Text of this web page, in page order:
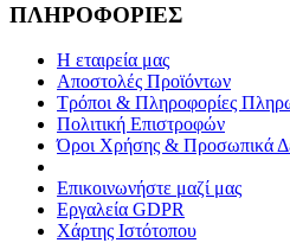
ΠΛΗΡΟΦΟΡΙΕΣ
Η εταιρεία μας
Αποστολές Προϊόντων
Τρόποι & Πληροφορίες
Πολιτική Επιστροφών
Όροι Χρήσης & Προσωπικά
Επικοινωνήστε μαζί μας
Εργαλεία GDPR
Χάρτης Ιστότοπου